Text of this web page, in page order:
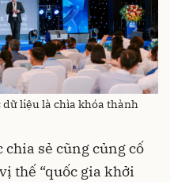
dữ liệu là chìa khóa thành
sẻ cũng củng cố
thế “quốc gia khởi